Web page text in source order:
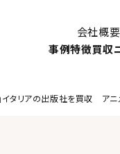
会社概要
事例特徴買収
イタリアの出版社を買収 ア